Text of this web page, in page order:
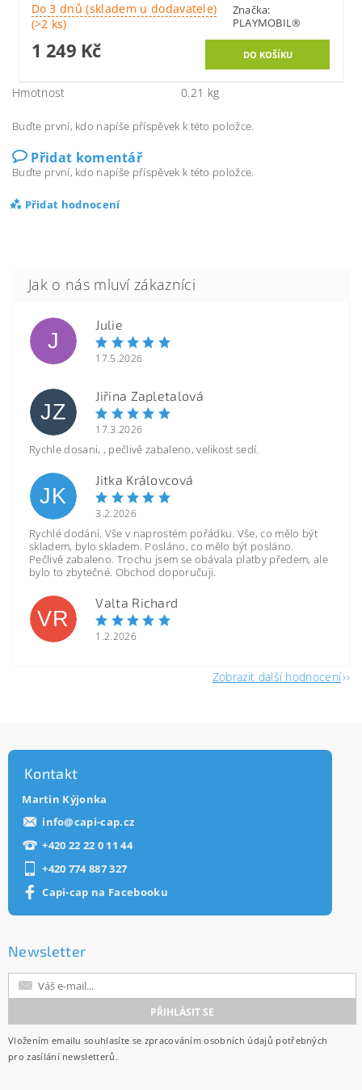
Do 3 dnů (skladem u dodavatele)
(>2 ks)
Značka:
PLAYMOBIL®
1 249 Kč
Hmotnost 0.21 kg
Buďte první, kdo napíše příspěvek k této položce.
Přidat komentář
Buďte první, kdo napíše příspěvek k této položce.
Přidat hodnocení
J
Julie
17.5.2026
JZ
Jiřina Zapletalová
17.3.2026
Rychle dosani, , pečlivě zabaleno, velikost sedí.
JK
Jitka Královcová
3.2.2026
Rychlé dodání. Vše v naprostém pořádku. Vše, co mělo být
skladem, bylo skladem. Posláno, co mělo být posláno.
Pečlivě zabaleno. Trochu jsem se obávala platby předem, ale
bylo to zbytečné. Obchod doporučuji.
VR
Valta Richard
1.2.2026
Zobrazit další hodnocení
Kontakt
Martin Kýjonka
info@capi-cap.cz
+420 22 22 0 11 44
+420 774 887 327
Capi-cap na Facebooku
Newsletter
Vložením emailu souhlasíte se zpracováním osobních údajů potřebných
pro zasílání newsletterů.